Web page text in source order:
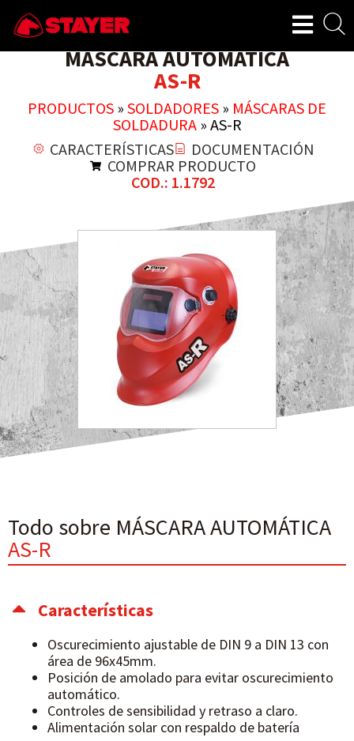
MÁSCARA AUTOMÁTICA
AS-R
PRODUCTOS » SOLDADORES » MÁSCARAS DE
SOLDADURA» AS-R
CARACTERÍSTICAS
DOCUMENTACIÓN
COMPRAR PRODUCTO
COD.: 1.1792
Todo sobre MÁSCARA AUTOMÁTICA
AS-R
Características
Oscurecimiento ajustable de DIN 9 a DIN 13 con
área de 96x45mm.
Posición de amolado para evitar oscurecimiento
automático.
Controles de sensibilidad y retraso a claro.
Alimentación solar con respaldo de batería